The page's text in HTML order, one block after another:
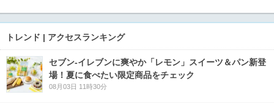
トレンド | アクセスランキング
セブン‐イレブンに爽やか「レモン」スイーツ＆パン新登
場！夏に食べたい限定商品をチェック
08月03日 11時30分